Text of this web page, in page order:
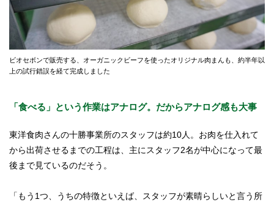
ビオセボンで販売する、オーガニックビーフを使ったオリジナル肉まんも、約半年以
上の試行錯誤を経て完成しました
「食べる」という作業はアナログ。だからアナログ感も大事
東洋食肉さんの十勝事業所のスタッフは約10人。お肉を仕入れて
から出荷させるまでの工程は、主にスタッフ2名が中心になって最
後まで見ているのだそう。
「もう1つ、うちの特徴といえば、スタッフが素晴らしいと言う所